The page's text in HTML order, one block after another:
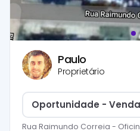
Paulo
Proprietário
Oportunidade -
Rua Raimundo Correia -